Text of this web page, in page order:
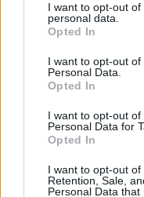
I want to opt-out
personal data.
Opted In
I want to opt-out
Personal Data.
Opted In
I want to opt-out
Personal Data for
Opted In
I want to opt-out of
Retention, Sale,
Personal Data
«Ir satraukums!»X
jaunumi privātajā dzīvē
IEVAS VESELĪBA